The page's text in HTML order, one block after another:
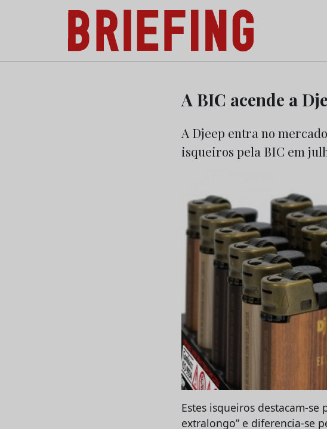
Briefing: Todas as notícias sobre os negócios do
A BIC acende a
A Djeep entra no
isqueiros pela BIC em
Estes isqueiros destacam-
extralongo” e diferencia-se